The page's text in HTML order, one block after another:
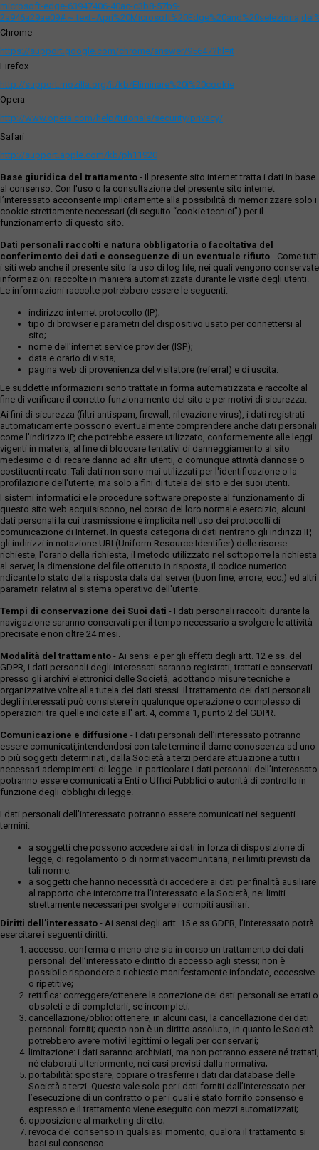
microsoft-edge-63947406-40ac-c3b8-57b9-
Chrome
https://support.google.com/chrome/answer/95647?hl=it
Firefox
http://support.mozilla.org/it/kb/Eliminare%20i%20cookie
Opera
http://www.opera.com/help/tutorials/security/privacy/
Safari
http://support.apple.com/kb/ph11920
Base giuridica del trattamento - Il presente sito internet tratta i dati in base
al consenso. Con l'uso o la consultazione del presente sito internet
l’interessato acconsente implicitamente alla possibilità di memorizzare solo i
cookie strettamente necessari (di seguito “cookie tecnici”) per il
funzionamento di questo sito.
Dati personali raccolti e natura obbligatoria o facoltativa del
conferimento dei dati e conseguenze di un eventuale rifiuto - Come tutti
i siti web anche il presente sito fa uso di log file, nei quali vengono conservate
informazioni raccolte in maniera automatizzata durante le visite degli utenti.
Le informazioni raccolte potrebbero essere le seguenti:
indirizzo internet protocollo (IP);
tipo di browser e parametri del dispositivo usato per connettersi al
sito;
nome dell'internet service provider (ISP);
data e orario di visita;
pagina web di provenienza del visitatore (referral) e di uscita.
Le suddette informazioni sono trattate in forma automatizzata e raccolte al
fine di verificare il corretto funzionamento del sito e per motivi di sicurezza.
Ai fini di sicurezza (filtri antispam, firewall, rilevazione virus), i dati registrati
automaticamente possono eventualmente comprendere anche dati personali
come l'indirizzo IP, che potrebbe essere utilizzato, conformemente alle leggi
vigenti in materia, al fine di bloccare tentativi di danneggiamento al sito
medesimo o di recare danno ad altri utenti, o comunque attività dannose o
costituenti reato. Tali dati non sono mai utilizzati per l'identificazione o la
profilazione dell'utente, ma solo a fini di tutela del sito e dei suoi utenti.
I sistemi informatici e le procedure software preposte al funzionamento di
questo sito web acquisiscono, nel corso del loro normale esercizio, alcuni
dati personali la cui trasmissione è implicita nell'uso dei protocolli di
comunicazione di Internet. In questa categoria di dati rientrano gli indirizzi IP,
gli indirizzi in notazione URI (Uniform Resource Identifier) delle risorse
richieste, l'orario della richiesta, il metodo utilizzato nel sottoporre la richiesta
al server, la dimensione del file ottenuto in risposta, il codice numerico
ndicante lo stato della risposta data dal server (buon fine, errore, ecc.) ed altri
parametri relativi al sistema operativo dell'utente.
Tempi di conservazione dei Suoi dati - I dati personali raccolti durante la
navigazione saranno conservati per il tempo necessario a svolgere le attività
precisate e non oltre 24 mesi.
Modalità del trattamento - Ai sensi e per gli effetti degli artt. 12 e ss. del
GDPR, i dati personali degli interessati saranno registrati, trattati e conservati
presso gli archivi elettronici delle Società, adottando misure tecniche e
organizzative volte alla tutela dei dati stessi. Il trattamento dei dati personali
degli interessati può consistere in qualunque operazione o complesso di
operazioni tra quelle indicate all' art. 4, comma 1, punto 2 del GDPR.
Comunicazione e diffusione - I dati personali dell’interessato potranno
essere comunicati,intendendosi con tale termine il darne conoscenza ad uno
o più soggetti determinati, dalla Società a terzi perdare attuazione a tutti i
necessari adempimenti di legge. In particolare i dati personali dell’interessato
potranno essere comunicati a Enti o Uffici Pubblici o autorità di controllo in
funzione degli obblighi di legge.
I dati personali dell’interessato potranno essere comunicati nei seguenti
termini:
a soggetti che possono accedere ai dati in forza di disposizione di
legge, di regolamento o di normativacomunitaria, nei limiti previsti da
tali norme;
a soggetti che hanno necessità di accedere ai dati per finalità ausiliare
al rapporto che intercorre tra l’interessato e la Società, nei limiti
strettamente necessari per svolgere i compiti ausiliari.
Diritti dell’interessato - Ai sensi degli artt. 15 e ss GDPR, l’interessato potrà
esercitare i seguenti diritti:
accesso: conferma o meno che sia in corso un trattamento dei dati
personali dell’interessato e diritto di accesso agli stessi; non è
possibile rispondere a richieste manifestamente infondate, eccessive
o ripetitive;
rettifica: correggere/ottenere la correzione dei dati personali se errati o
obsoleti e di completarli, se incompleti;
cancellazione/oblio: ottenere, in alcuni casi, la cancellazione dei dati
personali forniti; questo non è un diritto assoluto, in quanto le Società
potrebbero avere motivi legittimi o legali per conservarli;
limitazione: i dati saranno archiviati, ma non potranno essere né trattati,
né elaborati ulteriormente, nei casi previsti dalla normativa;
portabilità: spostare, copiare o trasferire i dati dai database delle
Società a terzi. Questo vale solo per i dati forniti dall’interessato per
l’esecuzione di un contratto o per i quali è stato fornito consenso e
espresso e il trattamento viene eseguito con mezzi automatizzati;
opposizione al marketing diretto;
revoca del consenso in qualsiasi momento, qualora il trattamento si
basi sul consenso.